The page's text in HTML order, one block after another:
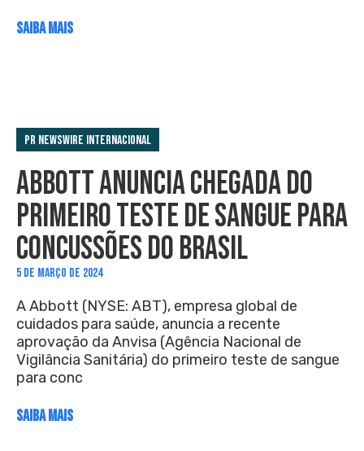
SAIBA MAIS
PR Newswire Internacional
ABBOTT ANUNCIA CHEGADA DO
PRIMEIRO TESTE DE SANGUE PARA
CONCUSSÕES DO BRASIL
5 DE MARÇO DE 2024
A Abbott (NYSE: ABT), empresa global de
cuidados para saúde, anuncia a recente
aprovação da Anvisa (Agência Nacional de
Vigilância Sanitária) do primeiro teste de sangue
para conc
SAIBA MAIS